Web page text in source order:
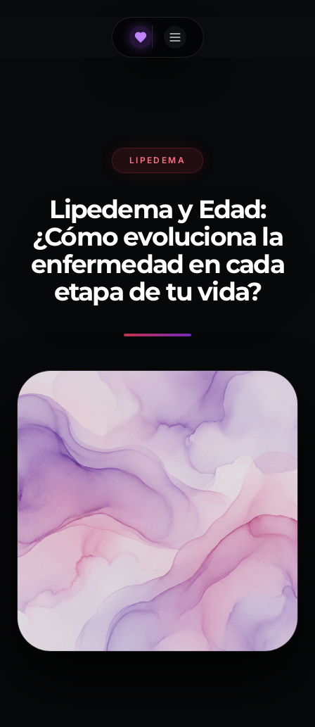
LIPEDEMA
Lipedema y Edad:
¿Cómo evoluciona la
enfermedad en cada
etapa de tu vida?